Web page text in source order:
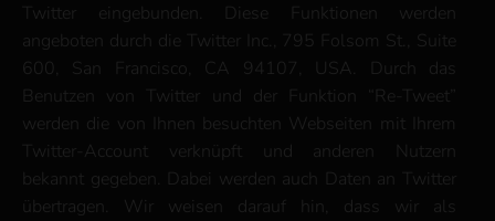
Twitter eingebunden. Diese Funktionen werden
angeboten durch die Twitter Inc., 795 Folsom St., Suite
600, San Francisco, CA 94107, USA. Durch das
Benutzen von Twitter und der Funktion “Re-Tweet”
werden die von Ihnen besuchten Webseiten mit Ihrem
Twitter-Account verknüpft und anderen Nutzern
bekannt gegeben. Dabei werden auch Daten an Twitter
übertragen. Wir weisen darauf hin, dass wir als